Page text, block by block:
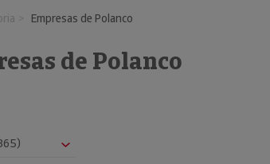
Empresas de Polanco
de Polanco